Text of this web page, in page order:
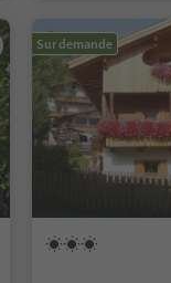
Sur demande